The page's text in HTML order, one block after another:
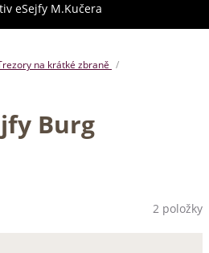
eSejfy M.Kučera
na krátké zbraně
Burg
2 položky